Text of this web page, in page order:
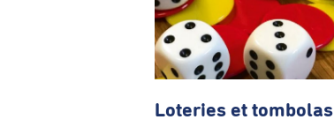
Loteries et tombolas